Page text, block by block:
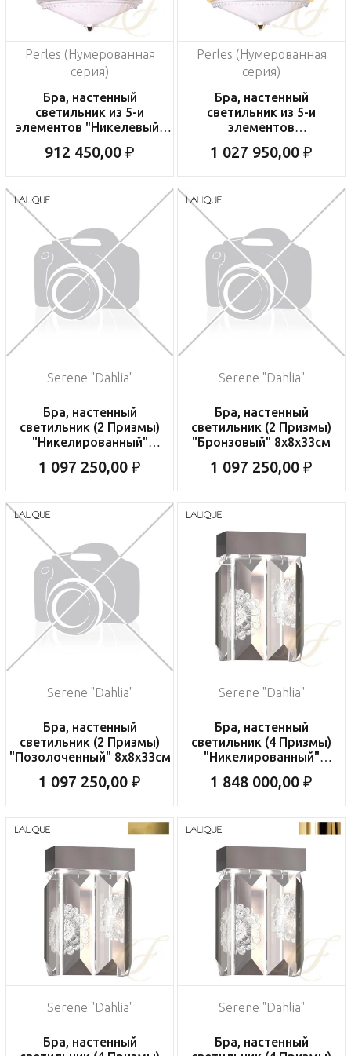
Perles (Нумерованная
серия)
Бра, настенный
светильник из 5-и
элементов "Никелевый"
912 450,00 ₽
Perles (Нумерованная
серия)
Бра, настенный
светильник из 5-и
элементов
43,1х16,8х33см
1 027 950,00 ₽
Serene "Dahlia"
Бра, настенный
светильник (2 Призмы)
"Никелированный"
1 097 250,00 ₽
Serene "Dahlia"
Бра, настенный
светильник (2 Призмы)
"Бронзовый" 8x8x33см
1 097 250,00 ₽
Serene "Dahlia"
Бра, настенный
светильник (2 Призмы)
"Позолоченный" 8x8x33см
1 097 250,00 ₽
Serene "Dahlia"
Бра, настенный
светильник (4 Призмы)
"Никелированный"
1 848 000,00 ₽
Serene "Dahlia"
Бра, настенный
Serene "Dahlia"
Бра, настенный